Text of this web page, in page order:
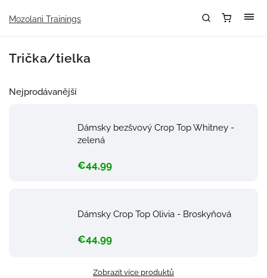
Mozolani Trainings
Trička/tielka
Nejprodávanější
Dámsky bezšvový Crop Top Whitney -
zelená
€44,99
Dámsky Crop Top Olivia - Broskyňová
€44,99
Zobrazit více produktů